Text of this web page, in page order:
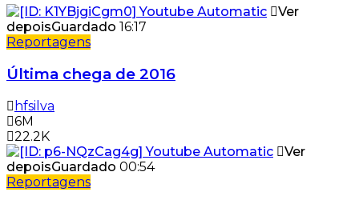
Ver
depoisGuardado 16:17
Reportagens
Última chega de 2016
hfsilva
6M
22.2K
Ver
depoisGuardado 00:54
Reportagens